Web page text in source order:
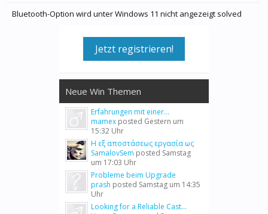
Bluetooth-Option wird unter Windows 11 nicht angezeigt solved
Jetzt registrieren!
Neue Win Themen
Erfahrungen mit einer...
mamex posted Gestern um
15:32 Uhr
Η εξ αποστάσεως εργασία ως
SamalovSem posted Samstag
um 17:03 Uhr
Probleme beim Upgrade
prash posted Samstag um 14:35
Uhr
Looking for a Reliable Cast...